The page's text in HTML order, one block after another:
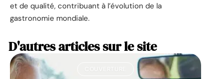
et de qualité, contribuant à l’évolution de la
gastronomie mondiale.
D'autres articles sur le site